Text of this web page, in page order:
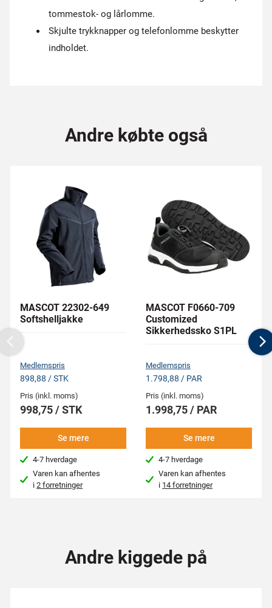
tommestok- og lårlomme.
Skjulte trykknapper og telefonlomme beskytter
indholdet.
Andre købte også
MASCOT 22302-649
Softshelljakke
Medlemspris
898,88 / STK
Pris (inkl. moms)
998,75 / STK
Se mere
4-7 hverdage
Varen kan afhentes
i2 forretninger
MASCOT F0660-709
Customized
Sikkerhedssko S1PL
Medlemspris
1.798,88 / PAR
Pris (inkl. moms)
1.998,75 / PAR
Se mere
4-7 hverdage
Varen kan afhentes
i 14 forretninger
Previous
Andre kiggede på